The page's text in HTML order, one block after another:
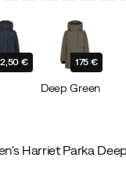
€ 175 €
Deep Green
Harriet Parka